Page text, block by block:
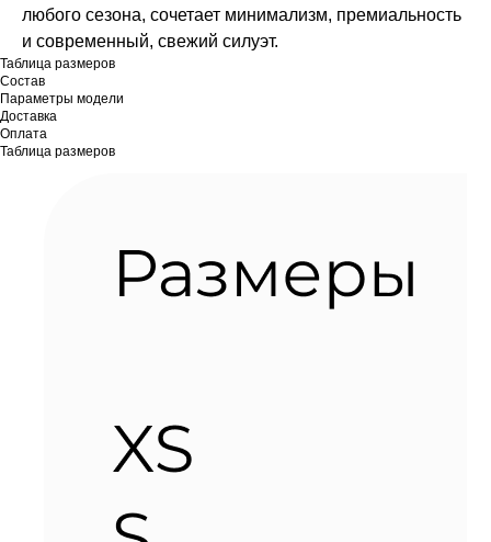
любого сезона, сочетает минимализм, премиальность
и современный, свежий силуэт.
Таблица размеров
Состав
Параметры модели
Доставка
Оплата
Таблица размеров